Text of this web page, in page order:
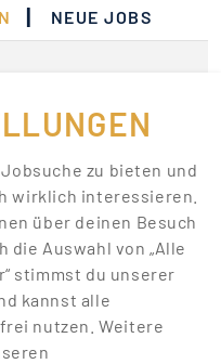
| NEUE JOBS
deinen
zu deiner Suche
zu bieten und
wirklich interessieren.
über deinen Besuch
die Auswahl von „Alle
stimmst du unserer
kannst alle
nutzen. Weitere